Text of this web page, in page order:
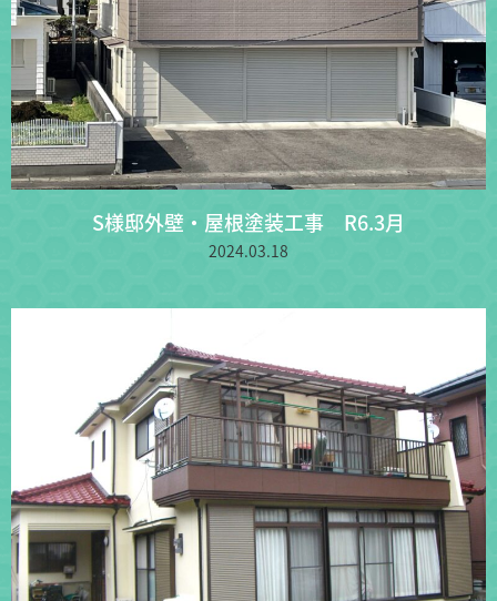
S様邸外壁・屋根塗装工事 R6.3月
2024.03.18